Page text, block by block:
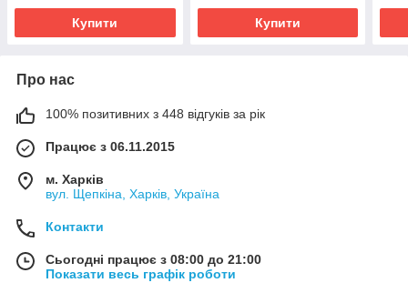
Купити Купити
Про нас
100% позитивних з 448 відгуків за рік
Працює з 06.11.2015
м. Харків
вул. Щепкіна, Харків, Україна
Контакти
Сьогодні працює з 08:00 до 21:00
Показати весь графік роботи